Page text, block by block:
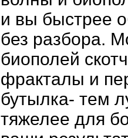
и вы быстрее
без разбора.
биополей
фракталы и
бутылка- тем
тяжелее для